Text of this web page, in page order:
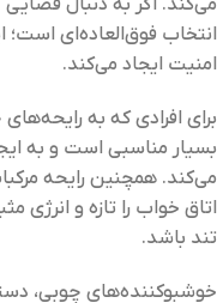
انتخاب فوق‌العاده‌ای است؛
امنیت ایجاد می‌کند.
برای افرادی که به
بسیار مناسبی است و به
می‌کند. همچنین رایحه
اتاق خواب را تازه و انرژی
تند باشد.
خوشبوکننده‌های چوبی،